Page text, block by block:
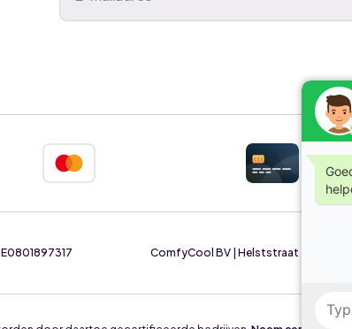
ComfyCool BV | Helststraat 49/4,